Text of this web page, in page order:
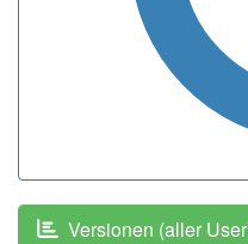
Versionen (aller